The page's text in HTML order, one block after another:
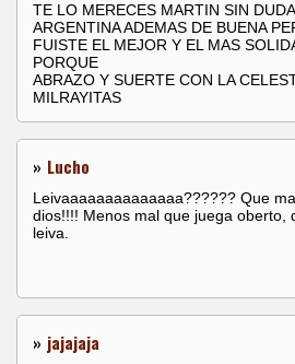
TE LO MERECES MARTIN SIN
ARGENTINA ADEMAS DE BUENA
FUISTE EL MEJOR Y EL MAS
PORQUE
ABRAZO Y SUERTE CON LA
MILRAYITAS
» Lucho
Leivaaaaaaaaaaaaaa?????? Que
dios!!!! Menos mal que juega oberto,
leiva.
» jajajaja